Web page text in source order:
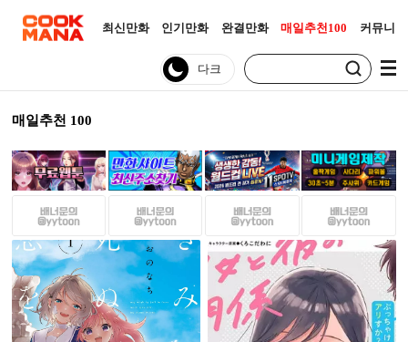
최신만화 인기만화 완결만화 매일추천100 커뮤니티
매일추천 100